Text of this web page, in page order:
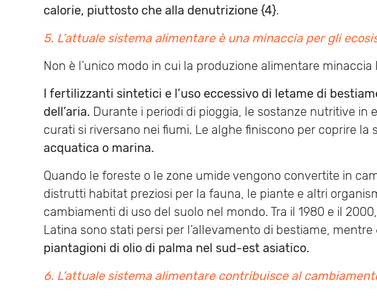
calorie, piuttosto che alla denutrizione {4}.
5. L’attuale sistema alimentare è una minaccia per gli
Non è l’unico modo in cui la produzione alimentare
I fertilizzanti sintetici e l’uso eccessivo di letame di
dell’aria. Durante i periodi di pioggia, le sostanze nutritive
curati si riversano nei fiumi. Le alghe finiscono per coprire la
acquatica o marina.
Quando le foreste o le zone umide vengono convertite in
distrutti habitat preziosi per la fauna, le piante e altri
cambiamenti di uso del suolo nel mondo. Tra il 1980 e il
Latina sono stati persi per l’allevamento di bestiame, mentre
piantagioni di olio di palma nel sud-est asiatico.
6. L’attuale sistema alimentare contribuisce al